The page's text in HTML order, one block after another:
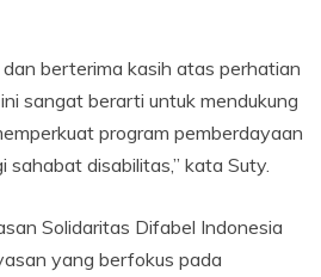
berterima kasih atas perhatian
sangat berarti untuk mendukung
program pemberdayaan
sahabat disabilitas,” kata Suty.
Solidaritas Difabel Indonesia
yang berfokus pada